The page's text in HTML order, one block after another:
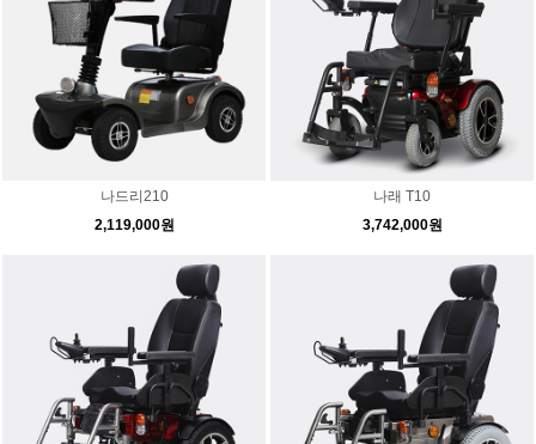
나드리210
2,119,000원
나래 T10
3,742,000원